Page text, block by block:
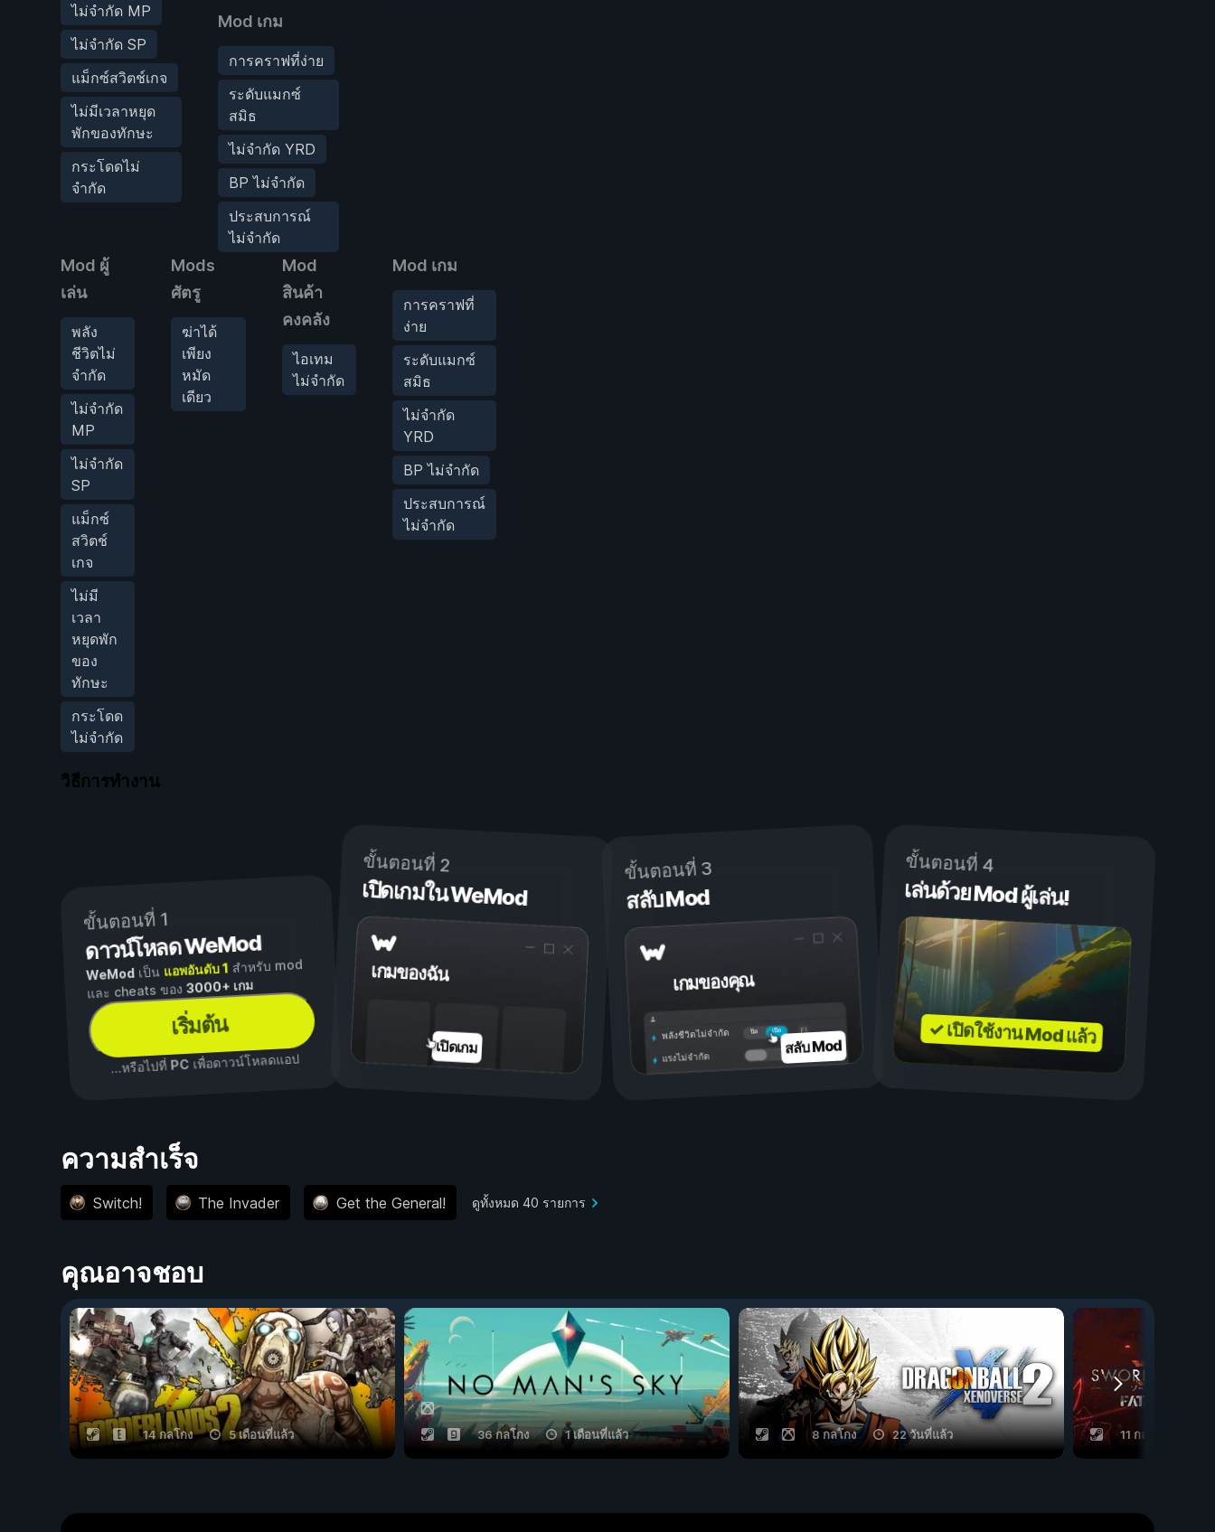
ไม่จำกัด MP
ไม่จำกัด SP
แม็กซ์สวิตช์เกจ
ไม่มีเวลาหยุด
พักของทักษะ
กระโดดไม่
จำกัด
Mod เกม
การคราฟที่ง่าย
ระดับแมกซ์
สมิธ
ไม่จำกัด YRD
BP ไม่จำกัด
ประสบการณ์
ไม่จำกัด
Mod ผู้
เล่น
พลัง
ชีวิตไม่
จำกัด
ไม่จำกัด
MP
ไม่จำกัด
SP
แม็กซ์
สวิตช์
เกจ
ไม่มี
เวลา
หยุดพัก
ของ
ทักษะ
กระโดด
ไม่จำกัด
Mods
ศัตรู
ฆ่าได้
เพียง
หมัด
เดียว
Mod
สินค้า
คงคลัง
ไอเทม
ไม่จำกัด
Mod เกม
การคราฟที่
ง่าย
ระดับแมกซ์
สมิธ
ไม่จำกัด
YRD
BP ไม่จำกัด
ประสบการณ์
ไม่จำกัด
วิธีการทำงาน
ขั้นตอนที่ 1
ดาวน์โหลด WeMod
WeModเป็น แอพอันดับ 1 สำหรับ mod
และ cheats ของ3000+ เกม
เริ่มต้น
...หรือไปที่ PCเพื่อดาวน์โหลดแอป
ขั้นตอนที่ 2
เปิดเกมใน WeMod
เกมของฉัน
เปิดเกม
ขั้นตอนที่ 3
สลับ Mod
เกมของคุณ
เปิด
ปิด
พลังชีวิตไม่จำกัด
แรงไม่จำกัด สลับ Mod
ขั้นตอนที่ 4
เล่นด้วย Mod ผู้เล่น!
✓ เปิดใช้งาน Mod แล้ว
ความสำเร็จ
Switch! The Invader Get the General! ดูทั้งหมด 40 รายการ
คุณอาจชอบ
14 กลโกง 5 เดือนที่แล้ว 36 กลโกง 1 เดือนที่แล้ว 8 กลโกง 22 วันที่แล้ว 11 กลโกง